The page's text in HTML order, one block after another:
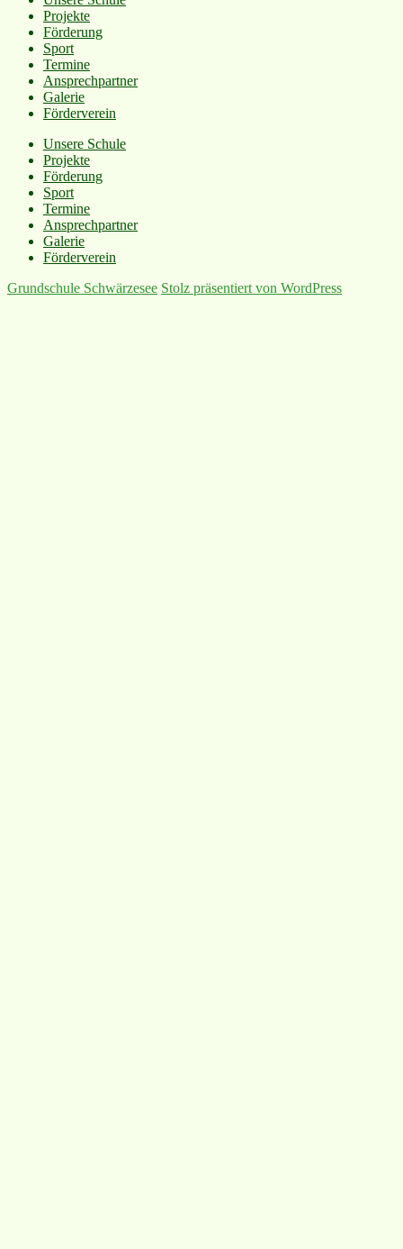
Projekte
Förderung
Sport
Termine
Ansprechpartner
Galerie
Förderverein
Unsere Schule
Projekte
Förderung
Sport
Termine
Ansprechpartner
Galerie
Förderverein
Grundschule Schwärzesee Stolz präsentiert von WordPress